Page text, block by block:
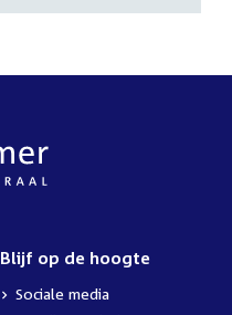
Blijf op de hoogte
Sociale media